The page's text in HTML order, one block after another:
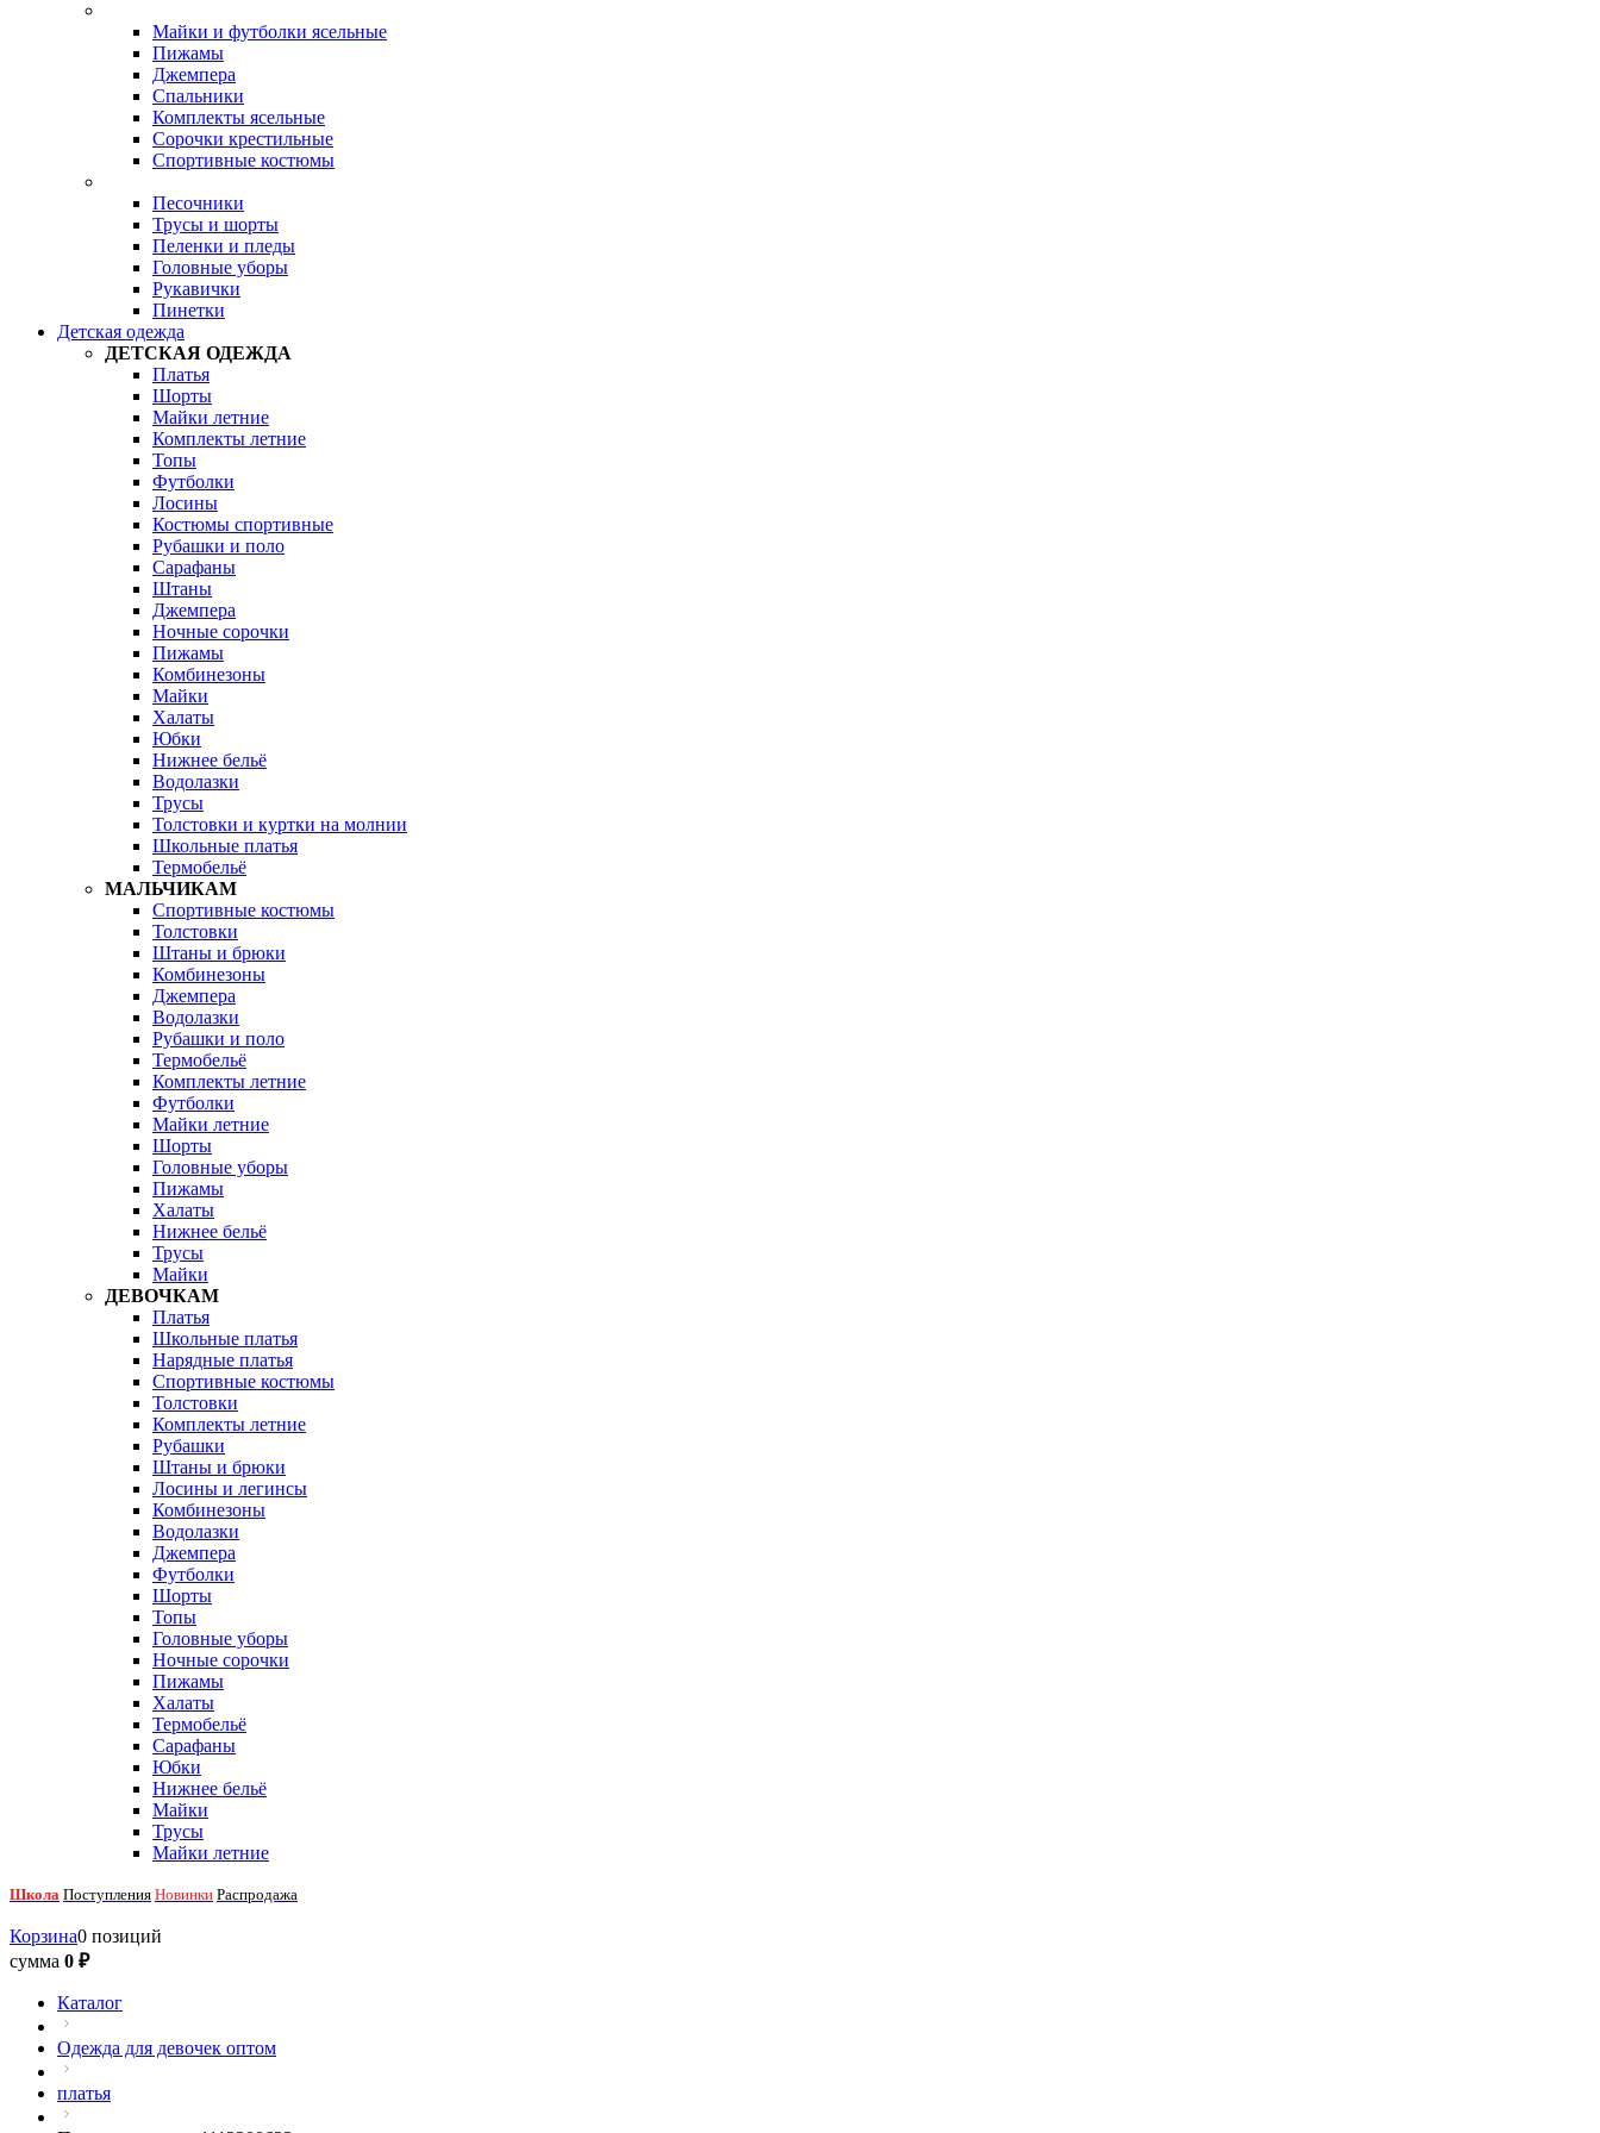
Майки и футболки ясельные
Пижамы
Джемпера
Спальники
Комплекты ясельные
Сорочки крестильные
Спортивные костюмы
Песочники
Трусы и шорты
Пеленки и пледы
Головные уборы
Рукавички
Пинетки
Детская одежда
ДЕТСКАЯ ОДЕЖДА
Платья
Шорты
Майки летние
Комплекты летние
Топы
Футболки
Лосины
Костюмы спортивные
Рубашки и поло
Сарафаны
Штаны
Джемпера
Ночные сорочки
Пижамы
Комбинезоны
Майки
Халаты
Юбки
Нижнее бельё
Водолазки
Трусы
Толстовки и куртки на молнии
Школьные платья
Термобельё
МАЛЬЧИКАМ
Спортивные костюмы
Толстовки
Штаны и брюки
Комбинезоны
Джемпера
Водолазки
Рубашки и поло
Термобельё
Комплекты летние
Футболки
Майки летние
Шорты
Головные уборы
Пижамы
Халаты
Нижнее бельё
Трусы
Майки
ДЕВОЧКАМ
Платья
Школьные платья
Нарядные платья
Спортивные костюмы
Толстовки
Комплекты летние
Рубашки
Штаны и брюки
Лосины и легинсы
Комбинезоны
Водолазки
Джемпера
Футболки
Шорты
Топы
Головные уборы
Ночные сорочки
Пижамы
Халаты
Термобельё
Сарафаны
Юбки
Нижнее бельё
Майки
Трусы
Майки летние
Школа Поступления Новинки Распродажа
Корзина0 позиций
сумма 0 ₽
Каталог
Одежда для девочек оптом
платья